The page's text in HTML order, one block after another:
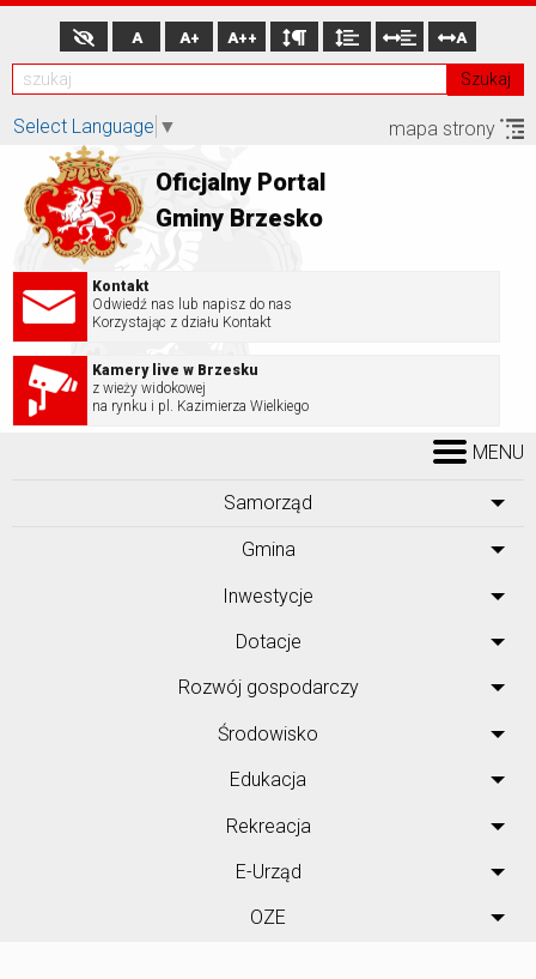
Szukaj
A A+ A++ A
Select Language ▼ mapa strony
Oficjalny Portal
Gminy Brzesko
Kontakt
Odwiedź nas lub napisz do nas
Korzystając z działu Kontakt
Kamery live w Brzesku
z wieży widokowej
na rynku i pl. Kazimierza Wielkiego
MENU
Samorząd
Gmina
Inwestycje
Dotacje
Rozwój gospodarczy
Środowisko
Edukacja
Rekreacja
E-Urząd
OZE